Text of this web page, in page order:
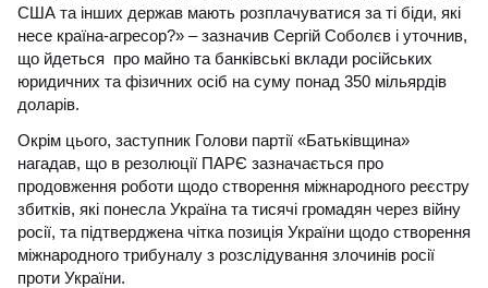
США та інших держав мають розплачуватися за ті біди, які
несе країна-агресор?» – зазначив Сергій Соболєв і уточнив,
що йдеться про майно та банківські вклади російських
юридичних та фізичних осіб на суму понад 350 мільярдів
доларів.
Окрім цього, заступник Голови партії «Батьківщина»
нагадав, що в резолюції ПАРЄ зазначається про
продовження роботи щодо створення міжнародного реєстру
збитків, які понесла Україна та тисячі громадян через війну
росії, та підтверджена чітка позиція України щодо створення
міжнародного трибуналу з розслідування злочинів росії
проти України.